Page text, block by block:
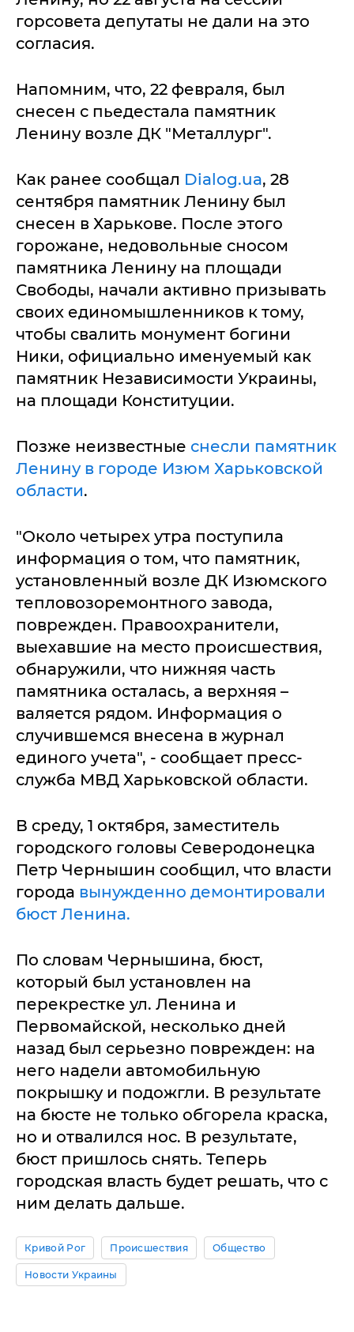
горсовета депутаты не дали на это
согласия.
Напомним, что, 22 февраля, был
снесен с пьедестала памятник
Ленину возле ДК "Металлург".
Как ранее сообщал Dialog.ua, 28
сентября памятник Ленину был
снесен в Харькове. После этого
горожане, недовольные сносом
памятника Ленину на площади
Свободы, начали активно призывать
своих единомышленников к тому,
чтобы свалить монумент богини
Ники, официально именуемый как
памятник Независимости Украины,
на площади Конституции.
Позже неизвестные снесли памятник
Ленину в городе Изюм Харьковской
области.
"Около четырех утра поступила
информация о том, что памятник,
установленный возле ДК Изюмского
тепловозоремонтного завода,
поврежден. Правоохранители,
выехавшие на место происшествия,
обнаружили, что нижняя часть
памятника осталась, а верхняя –
валяется рядом. Информация о
случившемся внесена в журнал
единого учета", - сообщает пресс-
служба МВД Харьковской области.
В среду, 1 октября, заместитель
городского головы Северодонецка
Петр Чернышин сообщил, что власти
города вынужденно демонтировали
бюст Ленина.
По словам Чернышина, бюст,
который был установлен на
перекрестке ул. Ленина и
Первомайской, несколько дней
назад был серьезно поврежден: на
него надели автомобильную
покрышку и подожгли. В результате
на бюсте не только обгорела краска,
но и отвалился нос. В результате,
бюст пришлось снять. Теперь
городская власть будет решать, что с
ним делать дальше.
Кривой Рог Происшествия Общество
Новости Украины